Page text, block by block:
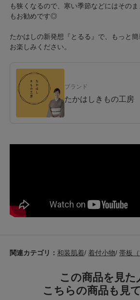
も狭くなるので、寒い季節などにはその
もお勧めです◎
たかはしの新発想『とるる』で、もっと
お楽しみください。
ブランド
たかはしきもの工房
関連カテゴリ： 和装肌着/ 着付小物/ 帯板（
この商品を見た
こちらの商品も見